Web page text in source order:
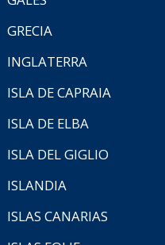
GRECIA
INGLATERRA
ISLA DE CAPRAIA
ISLA DE ELBA
ISLA DEL GIGLIO
ISLANDIA
ISLAS CANARIAS